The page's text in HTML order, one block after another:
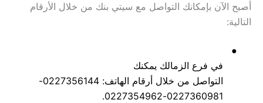
أصبح الآن بإمكانك التواصل مع سيتي بنك من خلال الأرقام
التالية:
في فرع الزمالك يمكنك
التواصل من خلال أرقام الهاتف: 0227356144-
0227360981-0227354962.